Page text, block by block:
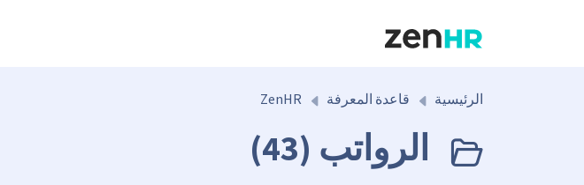
الرئيسية قاعدة المعرفة ZenHR
الرواتب (43)